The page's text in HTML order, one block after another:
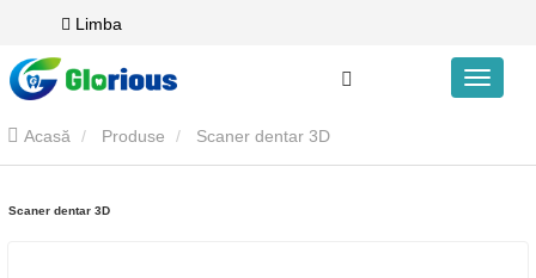
Limba
Acasă Produse Scaner dentar 3D
Scaner dentar 3D